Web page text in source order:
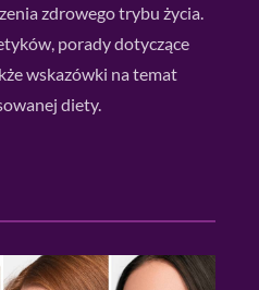
zdrowego trybu życia.
porady dotyczące
wskazówki na temat
diety.